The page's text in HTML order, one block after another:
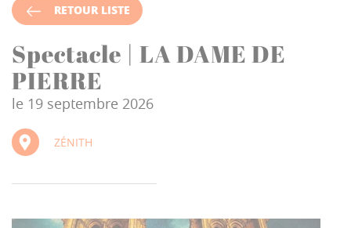
RETOUR LISTE
Spectacle | LA DAME DE
PIERRE
le 19 septembre 2026
ZÉNITH